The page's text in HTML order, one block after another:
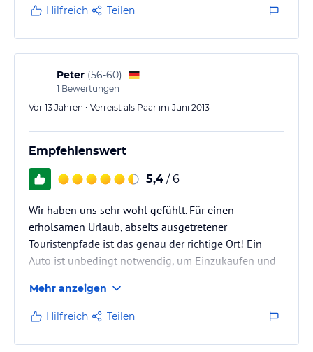
für uns, in der Nähe unserer Verwandtschaft, die bei
Georgos (etwas höher gelgen) wohnte.
Vielen Dank
Margit Erickson
Hilfreich Teilen
Peter (56-60)
1 Bewertungen
Vor 13 Jahren • Verreist als Paar im Juni 2013
Empfehlenswert
5,4 / 6
Wir haben uns sehr wohl gefühlt. Für einen
erholsamen Urlaub, abseits ausgetretener
Touristenpfade ist das genau der richtige Ort! Ein
Auto ist unbedingt notwendig, um Einzukaufen und
erkunden. Villa Athina hat eine sehr schöne
Gartenanlage. Wenn es mal am Strand doch zu warm
werden sollte, sind hier schattige Sitz- und
Liegeplätze vorhanden. So kann man für die
Mehr anzeigen
Hilfreich Teilen